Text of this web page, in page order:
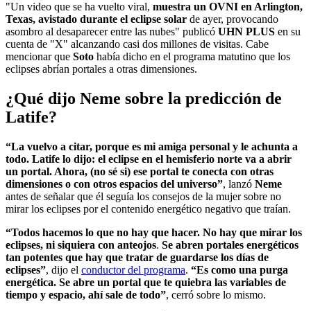
"Un video que se ha vuelto viral, muestra un OVNI en Arlington,
Texas, avistado durante el eclipse solar de ayer, provocando
asombro al desaparecer entre las nubes" publicó UHN PLUS en su
cuenta de "X" alcanzando casi dos millones de visitas. Cabe
mencionar que Soto había dicho en el programa matutino que los
eclipses abrían portales a otras dimensiones.
¿Qué dijo Neme sobre la predicción de
Latife?
“La vuelvo a citar, porque es mi amiga personal y le achunta a
todo. Latife lo dijo: el eclipse en el hemisferio norte va a abrir
un portal. Ahora, (no sé si) ese portal te conecta con otras
dimensiones o con otros espacios del universo”, lanzó Neme
antes de señalar que él seguía los consejos de la mujer sobre no
mirar los eclipses por el contenido energético negativo que traían.
“Todos hacemos lo que no hay que hacer. No hay que mirar los
eclipses, ni siquiera con anteojos. Se abren portales energéticos
tan potentes que hay que tratar de guardarse los días de
eclipses”, dijo el conductor del programa. “Es como una purga
energética. Se abre un portal que te quiebra las variables de
tiempo y espacio, ahí sale de todo”, cerró sobre lo mismo.